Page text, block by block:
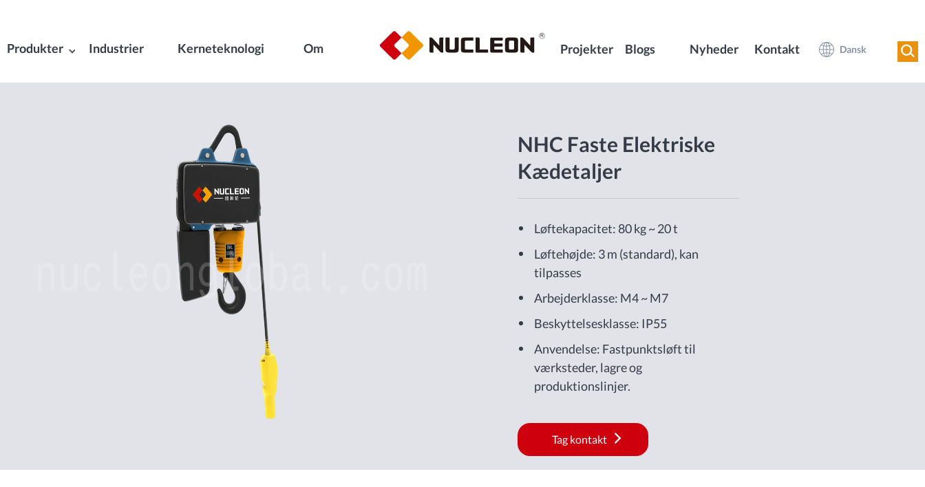
Produkter Industrier Kerneteknologi Om Projekter Blogs Nyheder Kontakt Dansk
NHC Faste Elektriske
Kædetaljer
Løftekapacitet: 80 kg ~ 20 t
Løftehøjde: 3 m (standard), kan
tilpasses
Arbejderklasse: M4 ~ M7
Beskyttelsesklasse: IP55
Anvendelse: Fastpunktsløft til
værksteder, lagre og
produktionslinjer.
Tag kontakt